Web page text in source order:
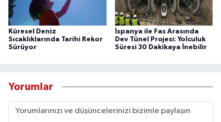
Küresel Deniz
Sıcaklıklarında Tarihi Rekor
Sürüyor
İspanya ile Fas Arasında
Dev Tünel Projesi: Yolculuk
Süresi 30 Dakikaya İnebilir
Yorumlar